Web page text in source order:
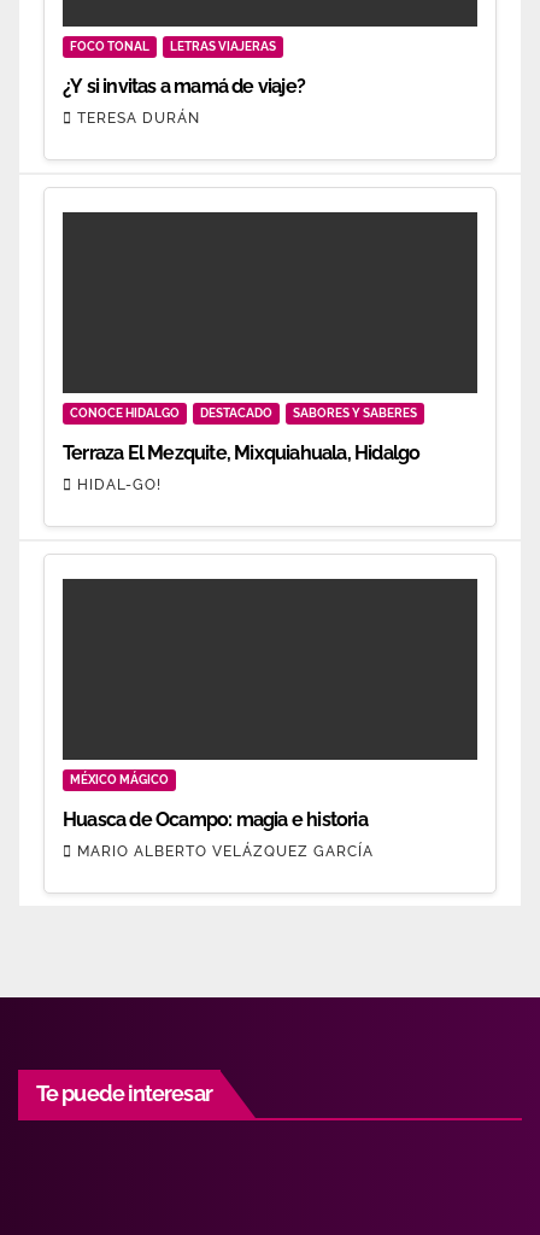
FOCO TONAL LETRAS VIAJERAS
¿Y si invitas a mamá de viaje?
TERESA DURÁN
CONOCE HIDALGO DESTACADO SABORES Y SABERES
Terraza El Mezquite, Mixquiahuala, Hidalgo
HIDAL-GO!
MÉXICO MÁGICO
Huasca de Ocampo: magia e historia
MARIO ALBERTO VELÁZQUEZ GARCÍA
Te puede interesar